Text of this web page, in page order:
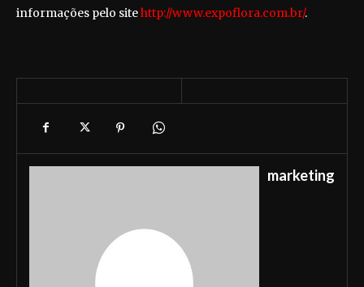
informações pelo sitehttp://www.expoflora.com.br/.
marketing